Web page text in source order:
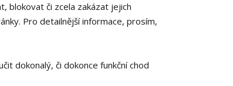
blokovat či zcela zakázat jejich
Pro detailnější informace, prosím,
dokonalý, či dokonce funkční chod